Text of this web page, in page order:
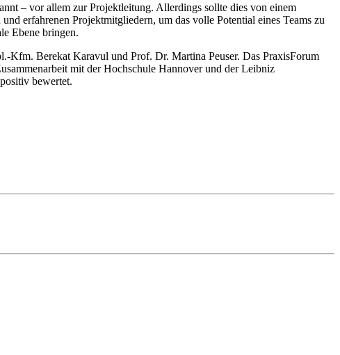
– vor allem zur Projektleitung. Allerdings sollte dies von einem
erfahrenen Projektmitgliedern, um das volle Potential eines Teams zu
Ebene bringen.
Kfm. Berekat Karavul und Prof. Dr. Martina Peuser. Das PraxisForum
mit der Hochschule Hannover und der Leibniz
bewertet.